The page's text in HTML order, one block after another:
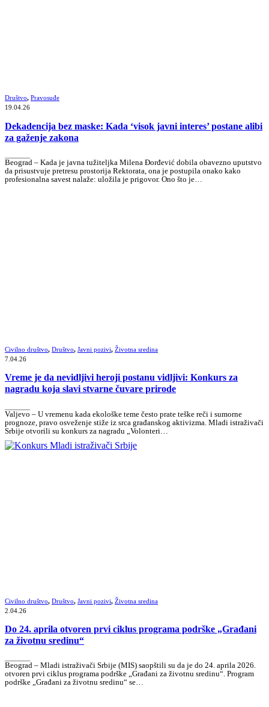
Društvo, Pravosuđe
19.04.26
Dekadencija bez maske: Kada ‘visok javni interes’ postane alibi
za gaženje zakona
Beograd – Kada je javna tužiteljka Milena Đorđević dobila obavezno uputstvo
da prisustvuje pretresu prostorija Rektorata, ona je postupila onako kako
profesionalna savest nalaže: uložila je prigovor. Ono što je…
Civilno društvo, Društvo, Javni pozivi, Životna sredina
7.04.26
Vreme je da nevidljivi heroji postanu vidljivi: Konkurs za
nagradu koja slavi stvarne čuvare prirode
Valjevo – U vremenu kada ekološke teme često prate teške reči i sumorne
prognoze, pravo osveženje stiže iz srca građanskog aktivizma. Mladi istraživači
Srbije otvorili su konkurs za nagradu „Volonteri…
Civilno društvo, Društvo, Javni pozivi, Životna sredina
2.04.26
Do 24. aprila otvoren prvi ciklus programa podrške „Građani
za životnu sredinu“
Beograd – Mladi istraživači Srbije (MIS) saopštili su da je do 24. aprila 2026.
otvoren prvi ciklus programa podrške „Građani za životnu sredinu“. Program
podrške „Građani za životnu sredinu“ se…